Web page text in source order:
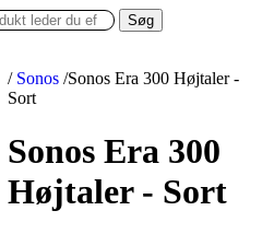
Søg
/ Sonos /Sonos Era 300 Højtaler -
Sort
Sonos Era 300
Højtaler - Sort